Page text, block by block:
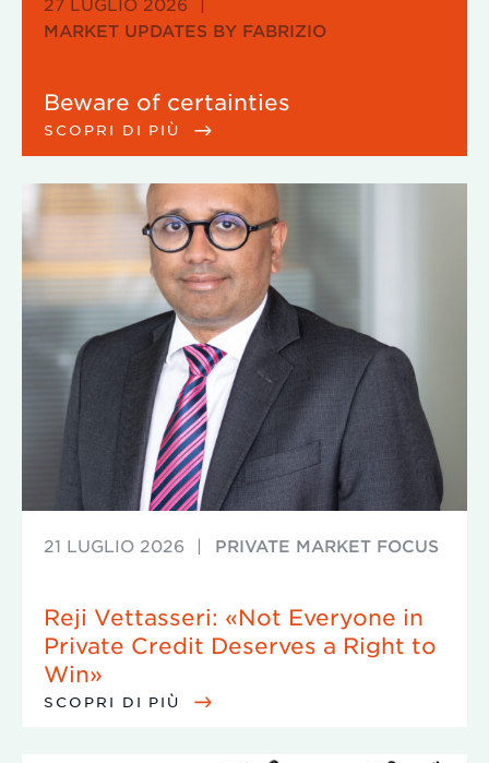
27 LUGLIO 2026
MARKET UPDATES BY FABRIZIO
Beware of certainties
SCOPRI DI PIÙ
21 LUGLIO 2026 | PRIVATE MARKET FOCUS
Reji Vettasseri: «Not Everyone in
Private Credit Deserves a Right to
Win»
SCOPRI DI PIÙ